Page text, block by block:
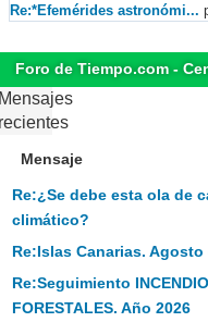
Re:*Efemérides astronómi...
Foro de Tiempo.com -
Mensaje
Re:¿Se debe esta ola de
climático?
Re:Islas Canarias. Agosto
Re:Seguimiento
FORESTALES. Año 2026